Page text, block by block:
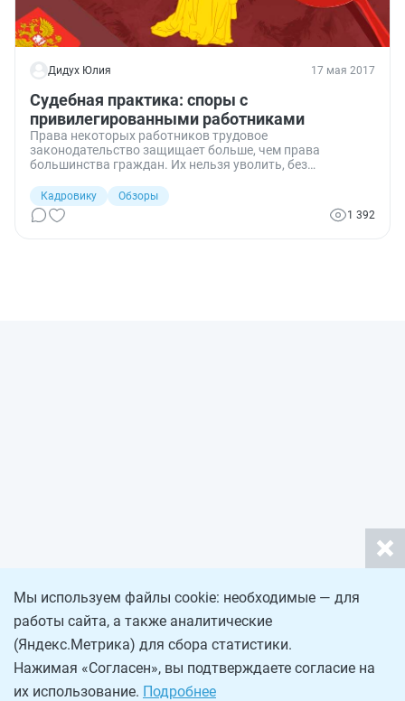
Дидух Юлия 17 мая 2017
Судебная практика: споры с
привилегированными работниками
Права некоторых работников трудовое
законодательство защищает больше, чем права
большинства граждан. Их нельзя уволить, без
обеспечивать им особые условия работы, а также
выплачивать им пособия и компенсации. В число таких
сотрудников входят женщины, инвалиды,
Кадровику
Обзоры
1 392
Мы используем файлы cookie: необходимые — для
работы сайта, а также аналитические
(Яндекс.Метрика) для сбора статистики.
Нажимая «Согласен», вы подтверждаете согласие на
их использование. Подробнее